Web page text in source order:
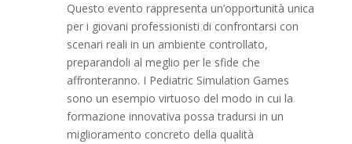
Questo evento rappresenta un’opportunità unica
per i giovani professionisti di confrontarsi con
scenari reali in un ambiente controllato,
preparandoli al meglio per le sfide che
affronteranno. I Pediatric Simulation Games
sono un esempio virtuoso del modo in cui la
formazione innovativa possa tradursi in un
miglioramento concreto della qualità